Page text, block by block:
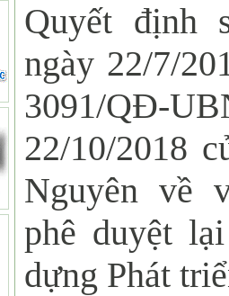
Quyết định
ngày 22/7/
3091/
22/10/2018
Nguyên về
phê duyệt
dựng Phát